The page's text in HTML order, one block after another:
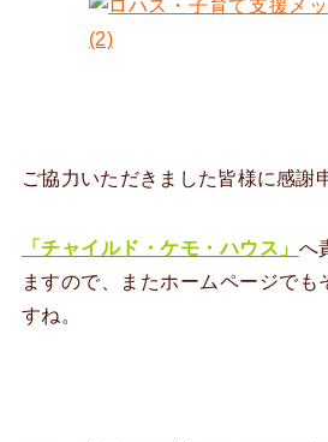
ご協力いただきました皆様に感謝
「チャイルド・ケモ・ハウス」 へ
ますので、またホームページでも
すね。